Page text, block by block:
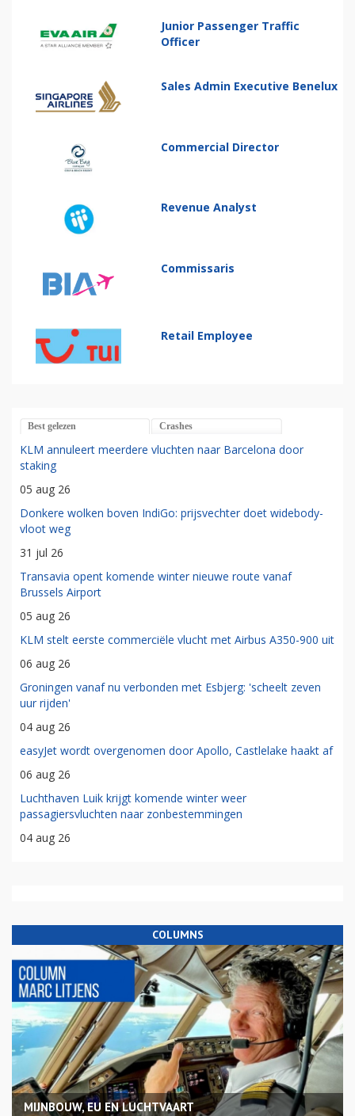
Junior Passenger Traffic
Officer
Sales Admin Executive Benelux
Commercial Director
Revenue Analyst
Commissaris
Retail Employee
Best gelezen Crashes
KLM annuleert meerdere vluchten naar Barcelona door
staking
05 aug 26
Donkere wolken boven IndiGo: prijsvechter doet widebody-
vloot weg
31 jul 26
Transavia opent komende winter nieuwe route vanaf
Brussels Airport
05 aug 26
KLM stelt eerste commerciële vlucht met Airbus A350-900 uit
06 aug 26
Groningen vanaf nu verbonden met Esbjerg: 'scheelt zeven
uur rijden'
04 aug 26
easyJet wordt overgenomen door Apollo, Castlelake haakt af
06 aug 26
Luchthaven Luik krijgt komende winter weer
passagiersvluchten naar zonbestemmingen
04 aug 26
COLUMNS
MIJNBOUW, EU EN LUCHTVAART